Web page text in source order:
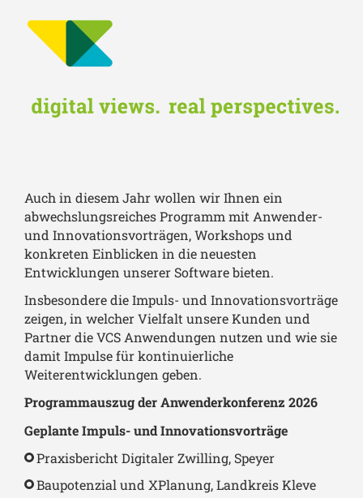
Auch in diesem Jahr wollen wir Ihnen ein
abwechslungsreiches Programm mit Anwender-
und Innovationsvorträgen, Workshops und
konkreten Einblicken in die neuesten
Entwicklungen unserer Software bieten.
Insbesondere die Impuls- und Innovationsvorträge
zeigen, in welcher Vielfalt unsere Kunden und
Partner die VCS Anwendungen nutzen und wie sie
damit Impulse für kontinuierliche
Weiterentwicklungen geben.
Programmauszug der Anwenderkonferenz 2026
Geplante Impuls- und Innovationsvorträge
Praxisbericht Digitaler Zwilling, Speyer
Baupotenzial und XPlanung, Landkreis Kleve